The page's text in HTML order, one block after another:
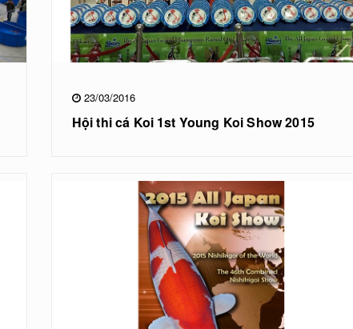
23/03/2016
Hội thi cá Koi 1st Young Koi Show 2015